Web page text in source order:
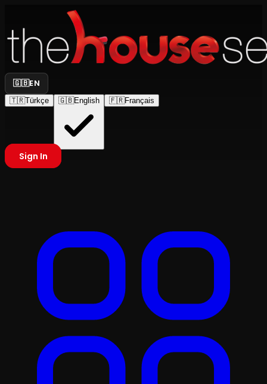
🇬🇧EN
🇹🇷Türkçe 🇬🇧English 🇫🇷Français
Sign In